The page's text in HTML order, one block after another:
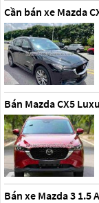
Cần bán xe Mazda
Bán Mazda CX5
Bán xe Mazda 3 1.5